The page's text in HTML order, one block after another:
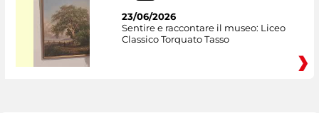
23/06/2026
Sentire e raccontare il museo: Liceo
Classico Torquato Tasso